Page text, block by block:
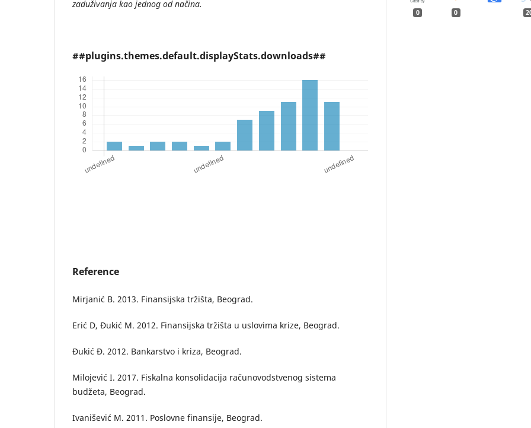
zaduživanja kao jednog od načina.
##plugins.themes.default.displayStats.downloads##
Reference
Mirjanić B. 2013. Finansijska tržišta, Beograd.
Erić D, Đukić M. 2012. Finansijska tržišta u uslovima krize, Beograd.
Đukić Đ. 2012. Bankarstvo i kriza, Beograd.
Milojević I. 2017. Fiskalna konsolidacija računovodstvenog sistema
budžeta, Beograd.
Ivanišević M. 2011. Poslovne finansije, Beograd.
0 0